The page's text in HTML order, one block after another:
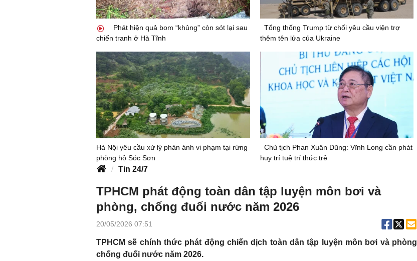
Phát hiện quả bom “khủng” còn sót lại sau
chiến tranh ở Hà Tĩnh
Tổng thống Trump từ chối yêu cầu viện trợ
thêm tên lửa của Ukraine
Hà Nội yêu cầu xử lý phản ánh vi phạm tại rừng
phòng hộ Sóc Sơn
Chủ tịch Phan Xuân Dũng: Vĩnh Long cần phát
huy trí tuệ trí thức trẻ
Tin 24/7
TPHCM phát động toàn dân tập luyện môn bơi và
phòng, chống đuối nước năm 2026
20/05/2026 07:51
TPHCM sẽ chính thức phát động chiến dịch toàn dân tập luyện môn bơi và phòng
chống đuối nước năm 2026.